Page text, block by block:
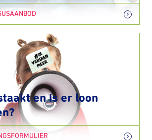
en is er loon